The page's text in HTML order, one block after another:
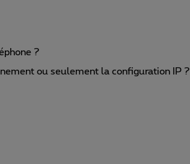
?
ou seulement la configuration IP ?